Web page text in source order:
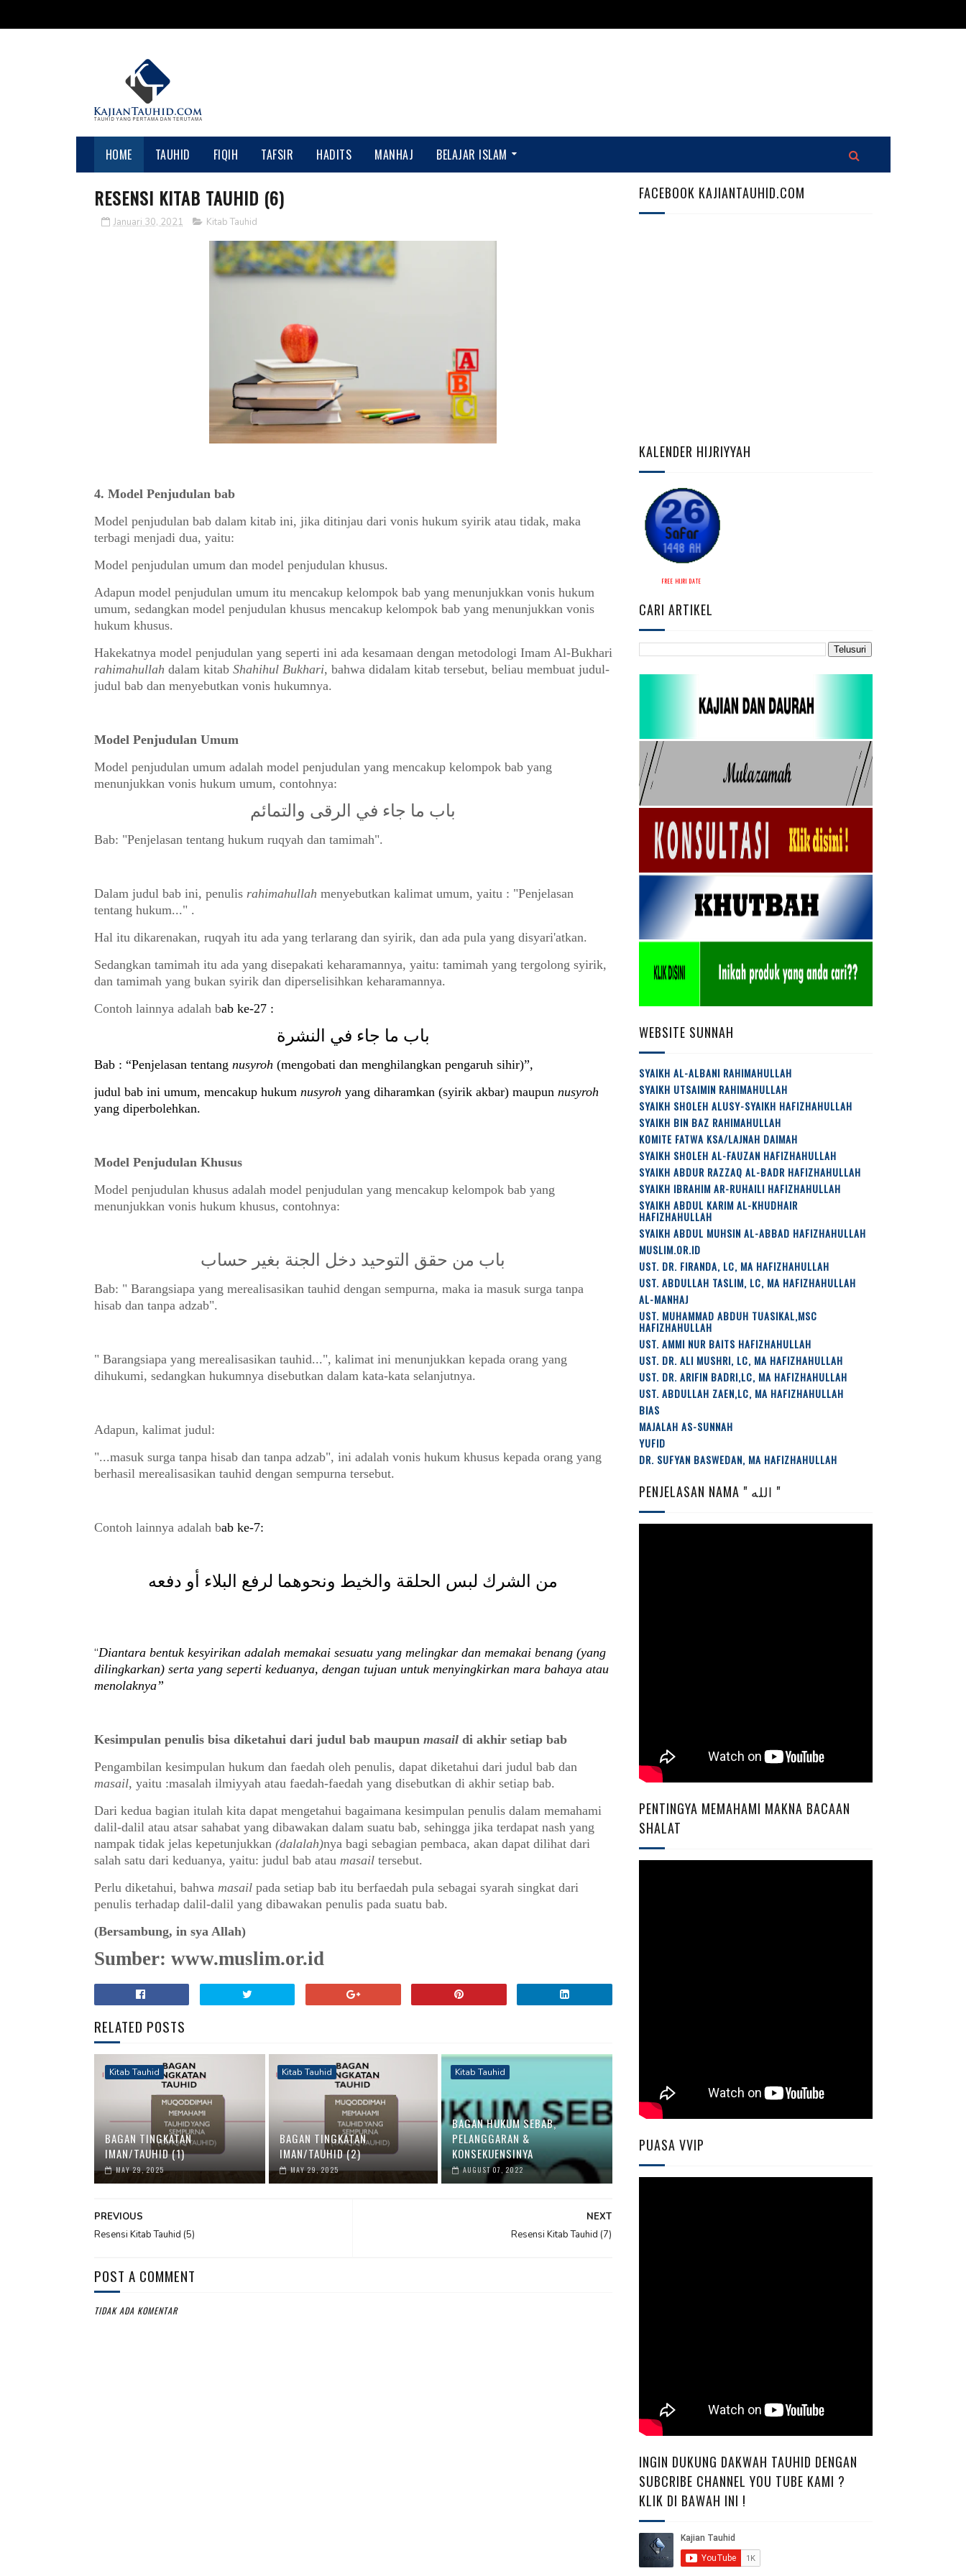
HOME TAUHID FIQIH TAFSIR HADITS MANHAJ BELAJAR ISLAM
RESENSI KITAB TAUHID (6)
Januari 30, 2021 Kitab Tauhid
4. Model Penjudulan bab
Model penjudulan bab dalam kitab ini, jika ditinjau dari vonis hukum syirik atau tidak, maka
terbagi menjadi dua, yaitu:
Model penjudulan umum dan model penjudulan khusus.
Adapun model penjudulan umum itu mencakup kelompok bab yang menunjukkan vonis hukum
umum, sedangkan model penjudulan khusus mencakup kelompok bab yang menunjukkan vonis
hukum khusus.
Hakekatnya model penjudulan yang seperti ini ada kesamaan dengan metodologi Imam Al-Bukhari
rahimahullah dalam kitab Shahihul Bukhari, bahwa didalam kitab tersebut, beliau membuat judul-
judul bab dan menyebutkan vonis hukumnya.
Model Penjudulan Umum
Model penjudulan umum adalah model penjudulan yang mencakup kelompok bab yang
menunjukkan vonis hukum umum, contohnya:
باب ما جاء في الرقى والتمائم
Bab: "Penjelasan tentang hukum ruqyah dan tamimah".
Dalam judul bab ini, penulis rahimahullah menyebutkan kalimat umum, yaitu : "Penjelasan
tentang hukum..." .
Hal itu dikarenakan, ruqyah itu ada yang terlarang dan syirik, dan ada pula yang disyari'atkan.
Sedangkan tamimah itu ada yang disepakati keharamannya, yaitu: tamimah yang tergolong syirik,
dan tamimah yang bukan syirik dan diperselisihkankeharamannya.
Contoh lainnya adalah bab ke-27 :
باب ما جاء في النشرة
Bab : “Penjelasan tentang nusyroh (mengobati dan menghilangkan pengaruh sihir)”,
judul bab ini umum, mencakup hukum nusyroh yang diharamkan (syirik akbar)maupun nusyroh
yang diperbolehkan.
Model Penjudulan Khusus
Model penjudulan khusus adalah model penjudulan yang mencakup kelompok bab yang
menunjukkan vonis hukum khusus, contohnya:
باب من حقق التوحيد دخل الجنة بغير حساب
Bab: " Barangsiapa yang merealisasikan tauhid dengan sempurna, maka ia masuk surga tanpa
hisab dan tanpa adzab".
" Barangsiapa yang merealisasikan tauhid...", kalimat ini menunjukkan kepada orang yang
dihukumi, sedangkan hukumnya disebutkan dalam kata-kata selanjutnya.
Adapun, kalimat judul:
"...masuk surga tanpa hisab dan tanpa adzab", ini adalah vonis hukum khusus kepada orang yang
berhasil merealisasikan tauhid dengan sempurna tersebut.
Contoh lainnya adalah bab ke-7:
من الشرك لبس الحلقة والخيط ونحوهما لرفع البلاء أو دفعه
“Diantarabentuk kesyirikan adalah memakai sesuatu yang melingkardan memakai benang (yang
dilingkarkan)serta yang sepertikeduanya, dengan tujuan untuk menyingkirkan mara bahayaatau
menolaknya”
Kesimpulan penulis bisa diketahui dari judul bab maupun masail di akhir setiap bab
Pengambilan kesimpulan hukum dan faedah oleh penulis, dapat diketahui dari judul bab dan
masail, yaitu :masalah ilmiyyah atau faedah-faedah yang disebutkan di akhir setiap bab.
Dari kedua bagian itulah kita dapat mengetahui bagaimana kesimpulan penulis dalam memahami
dalil-dalil atau atsar sahabat yang dibawakan dalam suatu bab, sehingga jika terdapat nash yang
nampak tidak jelas kepetunjukkan (dalalah)nya bagi sebagian pembaca, akan dapat dilihat dari
salah satu dari keduanya, yaitu: judul bab atau masail tersebut.
Perlu diketahui, bahwa masail pada setiap bab itu berfaedah pula sebagai syarah singkat dari
penulis terhadap dalil-dalil yang dibawakan penulis pada suatu bab.
(Bersambung, in sya Allah)
Sumber: www.muslim.or.id
RELATED POSTS
Kitab Tauhid
BAGAN TINGKATAN
IMAN/TAUHID (1)
MAY 29, 2025
Kitab Tauhid
BAGAN TINGKATAN
IMAN/TAUHID (2)
MAY 29, 2025
Kitab Tauhid
BAGAN HUKUM SEBAB,
PELANGGARAN &
KONSEKUENSINYA
AUGUST 07, 2022
NEXT
Resensi Kitab Tauhid (7)
PREVIOUS
Resensi Kitab Tauhid (5)
POST A COMMENT
TIDAK ADA KOMENTAR
FACEBOOK KAJIANTAUHID.COM
KALENDER HIJRIYYAH
FREE HIJRI DATE
CARI ARTIKEL
WEBSITE SUNNAH
SYAIKH AL-ALBANI RAHIMAHULLAH
SYAIKH UTSAIMIN RAHIMAHULLAH
SYAIKH SHOLEH ALUSY-SYAIKH HAFIZHAHULLAH
SYAIKH BIN BAZ RAHIMAHULLAH
KOMITE FATWA KSA/LAJNAH DAIMAH
SYAIKH SHOLEH AL-FAUZAN HAFIZHAHULLAH
SYAIKH ABDUR RAZZAQ AL-BADR HAFIZHAHULLAH
SYAIKH IBRAHIM AR-RUHAILI HAFIZHAHULLAH
SYAIKH ABDUL KARIM AL-KHUDHAIR
HAFIZHAHULLAH
SYAIKH ABDUL MUHSIN AL-ABBAD HAFIZHAHULLAH
MUSLIM.OR.ID
UST. DR. FIRANDA, LC, MA HAFIZHAHULLAH
UST. ABDULLAH TASLIM, LC, MA HAFIZHAHULLAH
AL-MANHAJ
UST. MUHAMMAD ABDUH TUASIKAL,MSC
HAFIZHAHULLAH
UST. AMMI NUR BAITS HAFIZHAHULLAH
UST. DR. ALI MUSHRI, LC, MA HAFIZHAHULLAH
UST. DR. ARIFIN BADRI,LC, MA HAFIZHAHULLAH
UST. ABDULLAH ZAEN,LC, MA HAFIZHAHULLAH
BIAS
MAJALAH AS-SUNNAH
YUFID
DR. SUFYAN BASWEDAN, MA HAFIZHAHULLAH
PENJELASAN NAMA " الله "
PENTINGYA MEMAHAMI MAKNA BACAAN
SHALAT
PUASA VVIP
INGIN DUKUNG DAKWAH TAUHID DENGAN
SUBCRIBE CHANNEL YOU TUBE KAMI ?
KLIK DI BAWAH INI !